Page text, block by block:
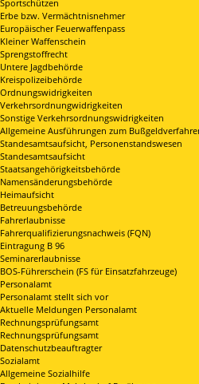
Sportschützen
Erbe bzw. Vermächtnisnehmer
Europäischer Feuerwaffenpass
Kleiner Waffenschein
Sprengstoffrecht
Untere Jagdbehörde
Kreispolizeibehörde
Ordnungswidrigkeiten
Verkehrsordnungwidrigkeiten
Sonstige Verkehrsordnungswidrigkeiten
Allgemeine Ausführungen zum
Standesamtsaufsicht, Personenstandswesen
Standesamtsaufsicht
Staatsangehörigkeitsbehörde
Namensänderungsbehörde
Heimaufsicht
Betreuungsbehörde
Fahrerlaubnisse
Fahrerqualifizierungsnachweis (FQN)
Eintragung B 96
Seminarerlaubnisse
BOS-Führerschein (FS für Einsatzfahrzeuge)
Personalamt
Personalamt stellt sich vor
Aktuelle Meldungen Personalamt
Rechnungsprüfungsamt
Rechnungsprüfungsamt
Datenschutzbeauftragter
Sozialamt
Allgemeine Sozialhilfe